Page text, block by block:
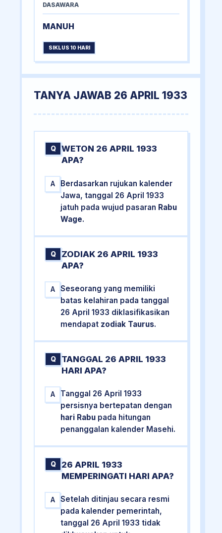
DASAWARA
MANUH
SIKLUS 10 HARI
TANYA JAWAB 26 APRIL 1933
Q
WETON 26 APRIL 1933
APA?
A
Berdasarkan rujukan kalender
Jawa, tanggal 26 April 1933
jatuh pada wujud pasaran Rabu
Wage.
Q
ZODIAK 26 APRIL 1933
APA?
A
Seseorang yang memiliki
batas kelahiran pada tanggal
26 April 1933 diklasifikasikan
mendapat zodiak Taurus.
Q
TANGGAL 26 APRIL 1933
HARI APA?
A
Tanggal 26 April 1933
persisnya bertepatan dengan
hari Rabu pada hitungan
penanggalan kalender Masehi.
Q
26 APRIL 1933
MEMPERINGATI HARI APA?
A
Setelah ditinjau secara resmi
pada kalender pemerintah,
tanggal 26 April 1933 tidak